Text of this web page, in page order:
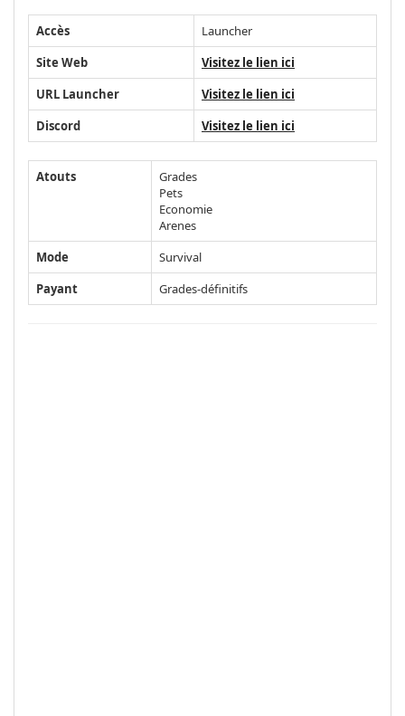
Accès
Launcher
Site Web
Visitez le lien ici
URL Launcher
Visitez le lien ici
Discord
Visitez le lien ici
Atouts
Grades
Pets
Economie
Arenes
Mode
Survival
Payant
Grades-définitifs